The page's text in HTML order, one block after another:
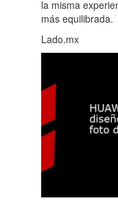
la misma
más equilibrada.
Lado.mx